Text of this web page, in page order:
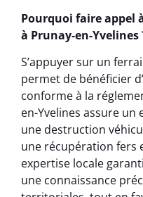
Pourquoi faire appel
à Prunay-en-Yvelines
S’appuyer sur un
permet de bénéficier
conforme à la
en-Yvelines assure un
une destruction
une récupération fers
expertise locale
une connaissance